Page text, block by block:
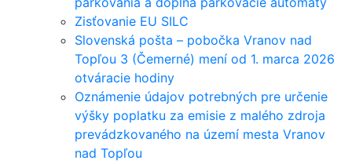
Zisťovanie EU SILC
Slovenská pošta – pobočka Vranov nad
Topľou 3 (Čemerné) mení od 1. marca 2026
otváracie hodiny
Oznámenie údajov potrebných pre určenie
výšky poplatku za emisie z malého zdroja
prevádzkovaného na území mesta Vranov
nad Topľou